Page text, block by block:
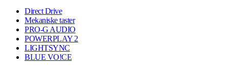
Direct Drive
Mekaniske taster
PRO-G AUDIO
POWERPLAY 2
LIGHTSYNC
BLUE VO!CE